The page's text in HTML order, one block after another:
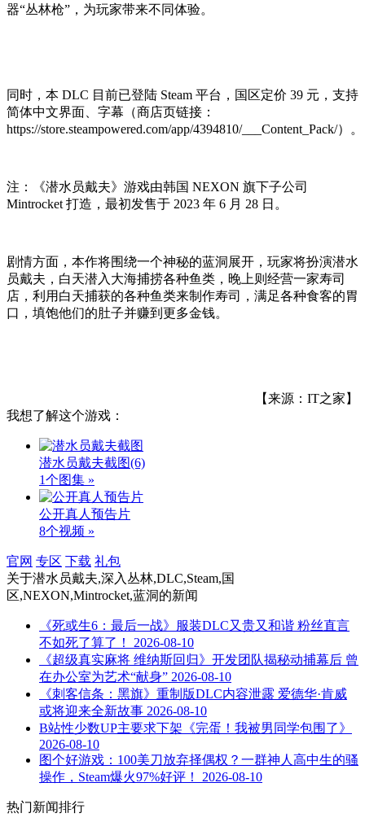
器“丛林枪”，为玩家带来不同体验。
同时，本 DLC 目前已登陆 Steam 平台，国区定价 39 元，支持
简体中文界面、字幕（商店页链接：
https://store.steampowered.com/app/4394810/___Content_Pack/）。
注：《潜水员戴夫》游戏由韩国 NEXON 旗下子公司
Mintrocket 打造，最初发售于 2023 年 6 月 28 日。
剧情方面，本作将围绕一个神秘的蓝洞展开，玩家将扮演潜水
员戴夫，白天潜入大海捕捞各种鱼类，晚上则经营一家寿司
店，利用白天捕获的各种鱼类来制作寿司，满足各种食客的胃
口，填饱他们的肚子并赚到更多金钱。
【来源：IT之家】
我想了解这个游戏：
潜水员戴夫截图(6)
1个图集 »
公开真人预告片
8个视频 »
官网 专区 下载 礼包
关于潜水员戴夫,深入丛林,DLC,Steam,国
区,NEXON,Mintrocket,蓝洞的新闻
《死或生6：最后一战》服装DLC又贵又和谐 粉丝直言
不如死了算了！
2026-08-10
《超级真实麻将 维纳斯回归》开发团队揭秘动捕幕后 曾
在办公室为艺术“献身” 2026-08-10
《刺客信条：黑旗》重制版DLC内容泄露 爱德华·肯威
或将迎来全新故事 2026-08-10
B站性少数UP主要求下架《完蛋！我被男同学包围了》
2026-08-10
图个好游戏：100美刀放弃择偶权？一群神人高中生的骚
操作，Steam爆火97%好评！
2026-08-10
热门新闻排行